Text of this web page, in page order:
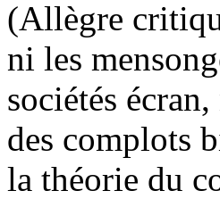
(Allègre
ni les
sociétés
des complots
la théorie du